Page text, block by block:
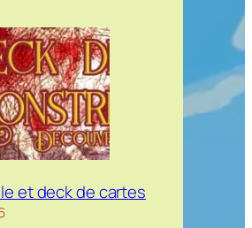
à
carte
–
croquis
du
moment
et deck de cartes